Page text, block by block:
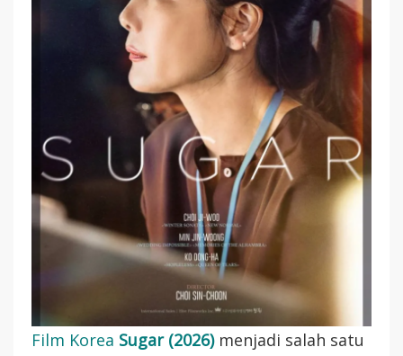
Pemain,
Dan
Fakta
Menarik
Film Korea Sugar (2026)menjadi salah satu